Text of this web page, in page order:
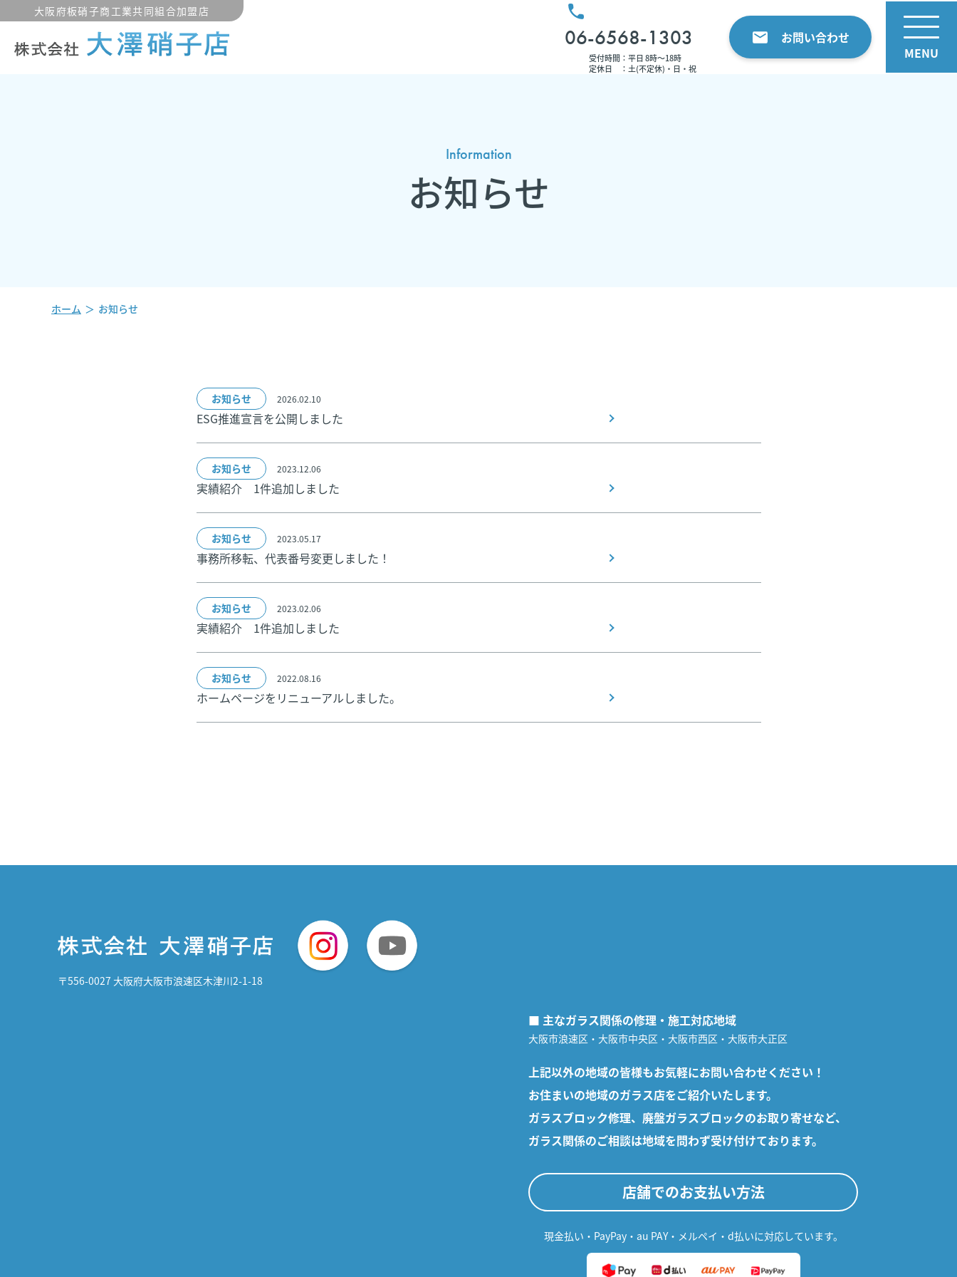
大阪府板硝子商工業共同組合加盟店
06-6568-1303
受付時間：平日 8時〜18時
定休日 ：土(不定休)・日・祝
お問い合わせ
Information
お知らせ
ホーム お知らせ
お知らせ 2026.02.10
ESG推進宣言を公開しました
お知らせ 2023.12.06
実績紹介 1件追加しました
お知らせ 2023.05.17
事務所移転、代表番号変更しました！
お知らせ 2023.02.06
実績紹介 1件追加しました
お知らせ 2022.08.16
ホームページをリニューアルしました。
〒556-0027 大阪府大阪市浪速区木津川2-1-18
■ 主なガラス関係の修理・施工対応地域
大阪市浪速区・大阪市中央区・大阪市西区・大阪市大正区
上記以外の地域の皆様もお気軽にお問い合わせください！
お住まいの地域のガラス店をご紹介いたします。
ガラスブロック修理、廃盤ガラスブロックのお取り寄せなど、
ガラス関係のご相談は地域を問わず受け付けております。
店舗でのお支払い方法
現金払い・PayPay・au PAY・メルペイ・d払いに対応しています。